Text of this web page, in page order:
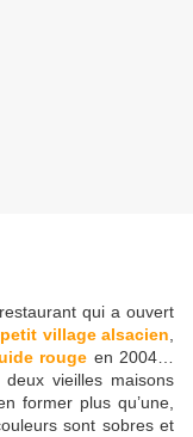
qui a ouvert
village alsacien
rouge en 2004…
deux vieilles maisons
former plus qu’une,
sont sobres et